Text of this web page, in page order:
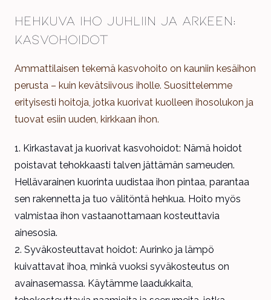
Hehkuva iho juhliin ja arkeen:
Kasvohoidot
Ammattilaisen tekemä kasvohoito on kauniin kesäihon
perusta – kuin kevätsiivous iholle. Suosittelemme
erityisesti hoitoja, jotka kuorivat kuolleen ihosolukon ja
tuovat esiin uuden, kirkkaan ihon.
Kirkastavat ja kuorivat kasvohoidot: Nämä hoidot
poistavat tehokkaasti talven jättämän sameuden.
Hellävarainen kuorinta uudistaa ihon pintaa, parantaa
sen rakennetta ja tuo välitöntä hehkua. Hoito myös
valmistaa ihon vastaanottamaan kosteuttavia
ainesosia.
Syväkosteuttavat hoidot: Aurinko ja lämpö
kuivattavat ihoa, minkä vuoksi syväkosteutus on
avainasemassa. Käytämme laadukkaita,